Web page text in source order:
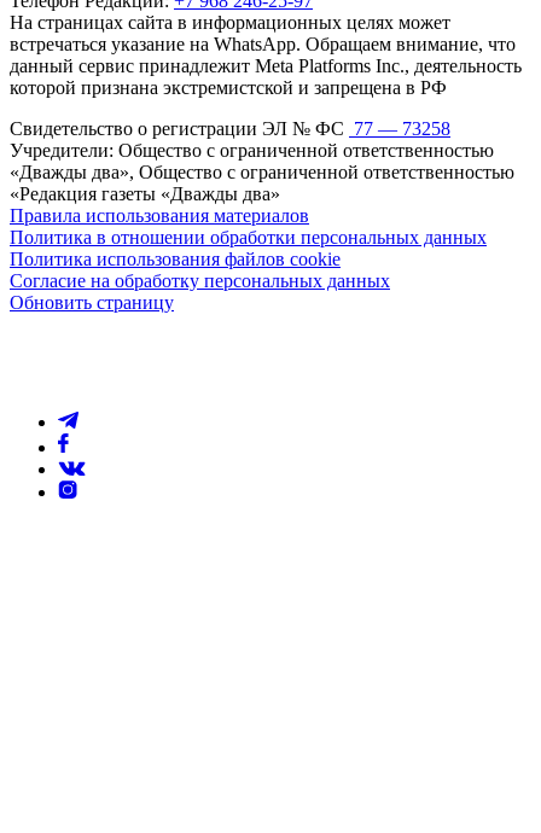
На страницах сайта в информационных целях может
встречаться указание на WhatsApp. Обращаем внимание, что
данный сервис принадлежит Meta Platforms Inc., деятельность
которой признана экстремистской и запрещена в РФ
Свидетельство о регистрации ЭЛ № ФС 77 — 73258
Учредители: Общество с ограниченной ответственностью
«Дважды два», Общество с ограниченной ответственностью
«Редакция газеты «Дважды два»
Правила использования материалов
Политика в отношении обработки персональных данных
Политика использования файлов cookie
Согласие на обработку персональных данных
Обновить страницу